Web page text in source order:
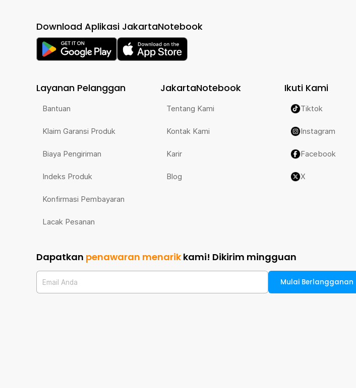
Download Aplikasi JakartaNotebook
Layanan Pelanggan
Bantuan
Klaim Garansi Produk
Biaya Pengiriman
Indeks Produk
Konfirmasi Pembayaran
Lacak Pesanan
JakartaNotebook
Tentang Kami
Kontak Kami
Karir
Blog
Ikuti Kami
Tiktok
Instagram
Facebook
X
Dapatkan penawaran menarik kami! Dikirim mingguan
Email Anda Mulai Berlangganan